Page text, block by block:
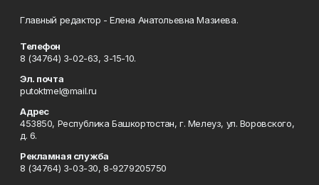
Главный редактор - Елена Анатольевна Мазиева.
Телефон
8 (34764) 3-02-63, 3-15-10.
Эл. почта
putoktmel@mail.ru
Адрес
453850, Республика Башкортостан, г. Мелеуз, ул. Воровского,
д. 6.
Рекламная служба
8 (34764) 3-03-30, 8-9279205750